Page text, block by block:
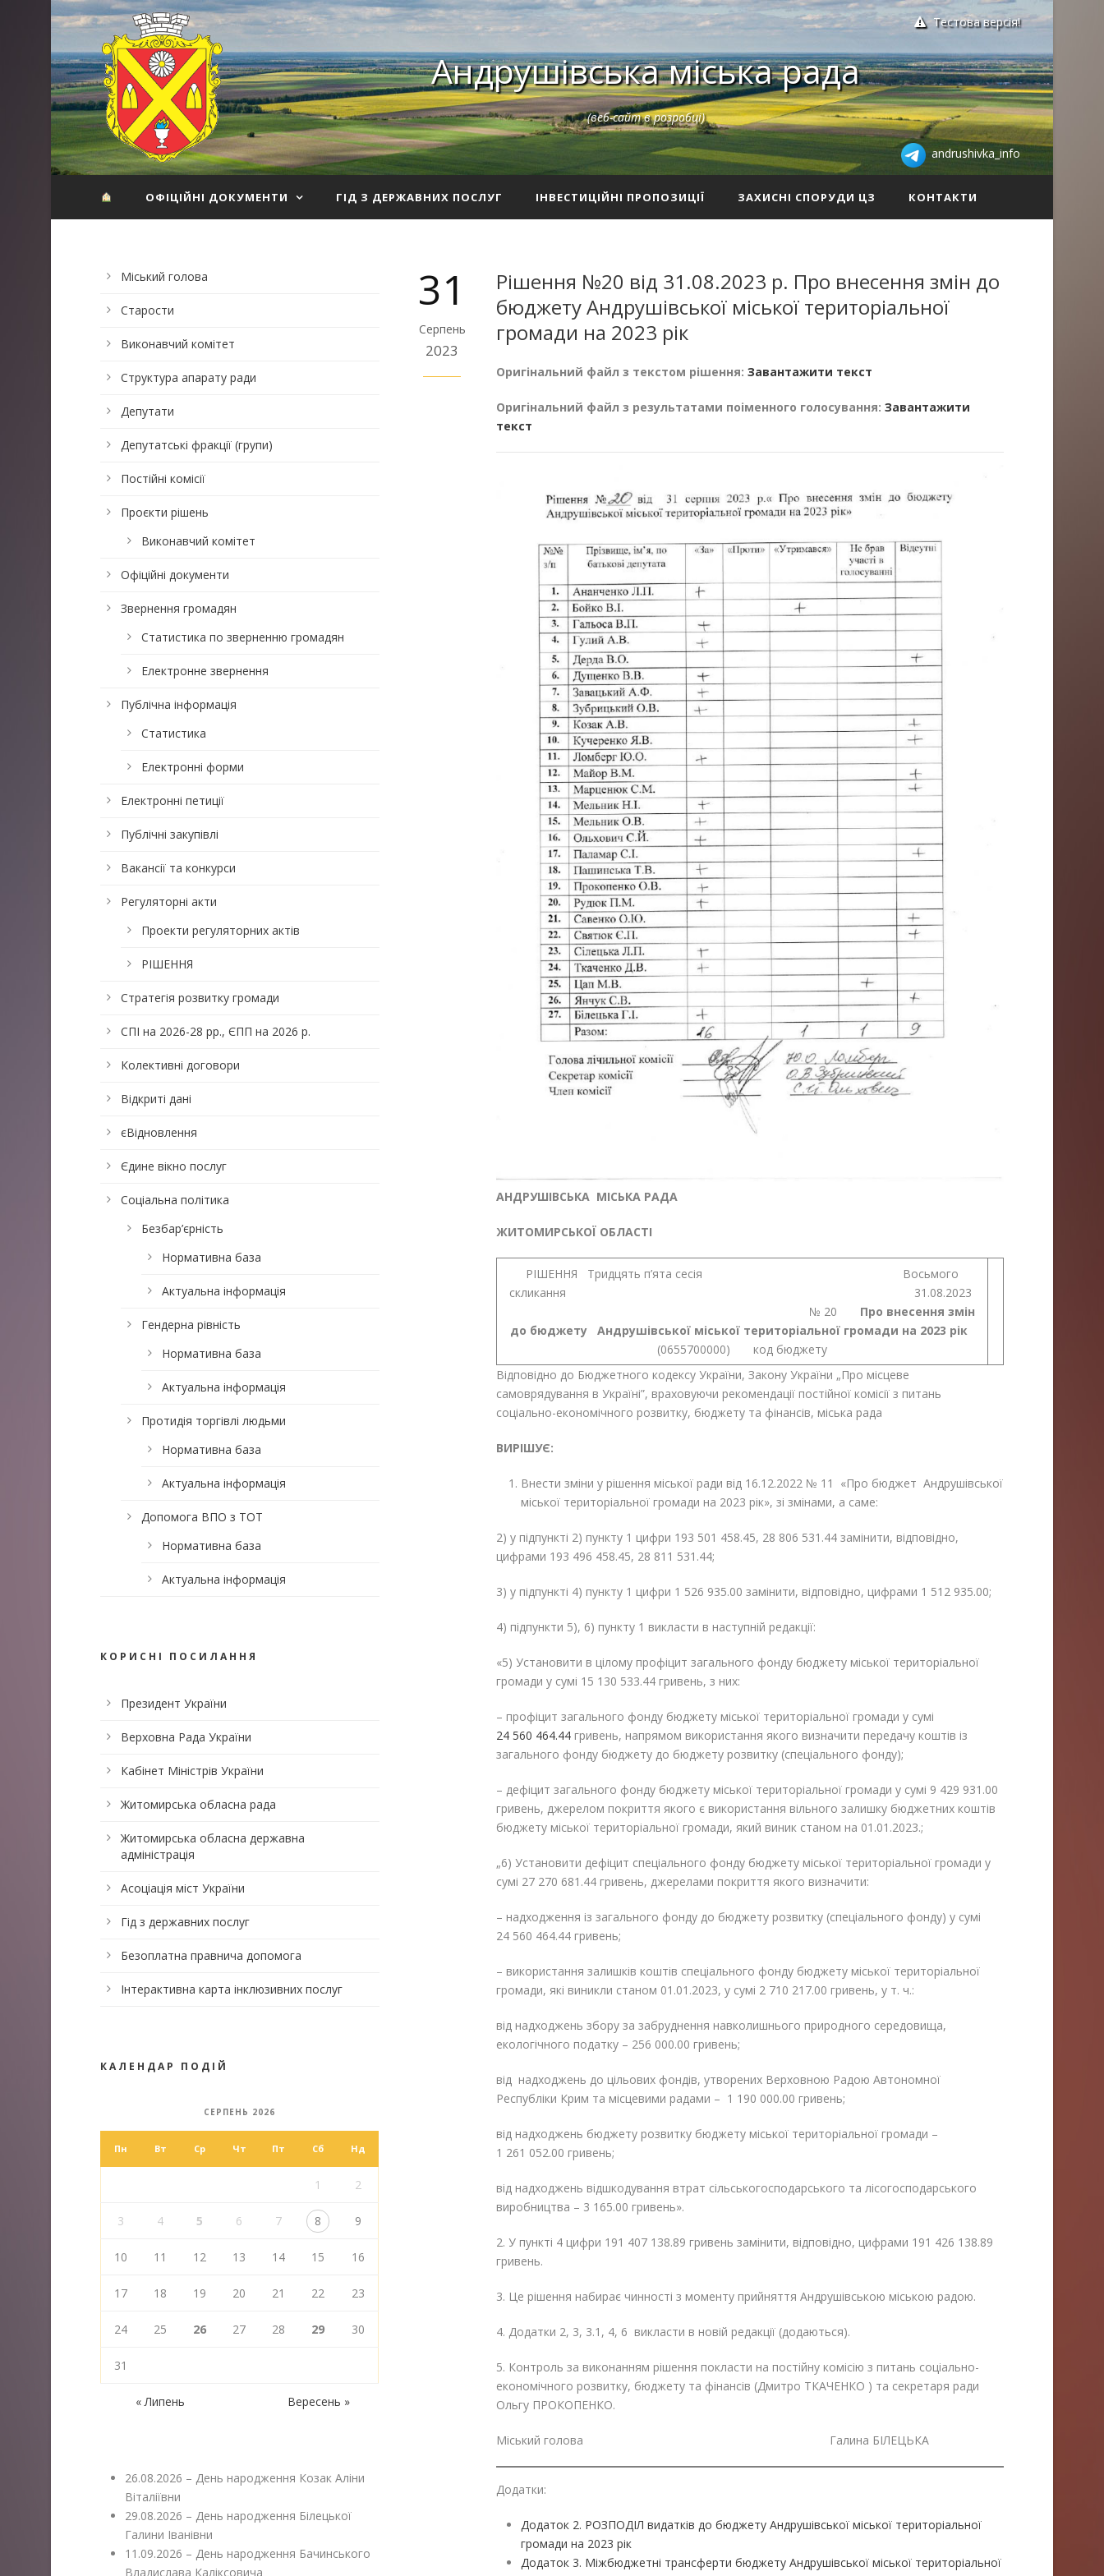
Тестова версія!
Андрушівська міська рада
(веб-сайт в розробці)
andrushivka_info
ОФІЦІЙНІ ДОКУМЕНТИ ГІД З ДЕРЖАВНИХ ПОСЛУГ ІНВЕСТИЦІЙНІ ПРОПОЗИЦІЇ ЗАХИСНІ СПОРУДИ ЦЗ КОНТАКТИ
31
Серпень
2023
Рішення №20 від 31.08.2023 р. Про внесення змін до
бюджету Андрушівської міської територіальної
громади на 2023 рік
Оригінальний файл з текстом рішення: Завантажити текст
Оригінальний файл з результатами поіменного голосування: Завантажити
текст
АНДРУШІВСЬКА МІСЬКА РАДА
ЖИТОМИРСЬКОЇ ОБЛАСТІ
РІШЕННЯ Тридцять п’ята сесія Восьмого
скликання 31.08.2023
№ 20 Про внесення змін
до бюджету
Андрушівської міської територіальної громади на 2023 рік
(0655700000) код бюджету
Відповідно до Бюджетного кодексу України, Закону України „Про місцеве
самоврядування в Україні”, враховуючи рекомендації постійної комісії з питань
соціально-економічного розвитку, бюджету та фінансів, міська рада
ВИРІШУЄ:
Внести зміни у рішення міської ради від 16.12.2022 № 11 «Про бюджет Андрушівської
міської територіальної громади на 2023 рік», зі змінами, а саме:
2) у підпункті 2) пункту 1 цифри 193 501 458.45, 28 806 531.44 замінити, відповідно,
цифрами 193 496 458.45, 28 811 531.44;
3) у підпункті 4) пункту 1 цифри 1 526 935.00 замінити, відповідно, цифрами 1 512 935.00;
4) підпункти 5), 6) пункту 1 викласти в наступній редакції:
«5) Установити в цілому профіцит загального фонду бюджету міської територіальної
громади у сумі 15 130 533.44 гривень, з них:
– профіцит загального фонду бюджету міської територіальної громади у сумі
24 560 464.44 гривень, напрямом використання якого визначити передачу коштів із
загального фонду бюджету до бюджету розвитку (спеціального фонду);
– дефіцит загального фонду бюджету міської територіальної громади у сумі 9 429 931.00
гривень, джерелом покриття якого є використання вільного залишку бюджетних коштів
бюджету міської територіальної громади, який виник станом на 01.01.2023.;
„6) Установити дефіцит спеціального фонду бюджету міської територіальної громади у
сумі 27 270 681.44 гривень, джерелами покриття якого визначити:
– надходження із загального фонду до бюджету розвитку (спеціального фонду) у сумі
24 560 464.44 гривень;
– використання залишків коштів спеціального фонду бюджету міської територіальної
громади, які виникли станом 01.01.2023, у сумі 2 710 217.00 гривень, у т. ч.:
від надходжень збору за забруднення навколишнього природного середовища,
екологічного податку – 256 000.00 гривень;
від надходжень до цільових фондів, утворених Верховною Радою Автономної
Республіки Крим та місцевими радами – 1 190 000.00 гривень;
від надходжень бюджету розвитку бюджету міської територіальної громади –
1 261 052.00 гривень;
від надходжень відшкодування втрат сільськогосподарського та лісогосподарського
виробництва – 3 165.00 гривень».
2. У пункті 4 цифри 191 407 138.89 гривень замінити, відповідно, цифрами 191 426 138.89
гривень.
3. Це рішення набирає чинності з моменту прийняття Андрушівською міською радою.
4. Додатки 2, 3, 3.1, 4, 6 викласти в новій редакції (додаються).
5. Контроль за виконанням рішення покласти на постійну комісію з питань соціально-
економічного розвитку, бюджету та фінансів (Дмитро ТКАЧЕНКО ) та секретаря ради
Ольгу ПРОКОПЕНКО.
Міський голова Галина БІЛЕЦЬКА
Додатки:
Додаток 2. РОЗПОДІЛ видатків до бюджету Андрушівської міської територіальної
громади на 2023 рік
Додаток 3. Міжбюджетні трансферти бюджету Андрушівської міської територіальної
Міський голова
Старости
Виконавчий комітет
Структура апарату ради
Депутати
Депутатські фракції (групи)
Постійні комісії
Проєкти рішень
Виконавчий комітет
Офіційні документи
Звернення громадян
Статистика по зверненню громадян
Електронне звернення
Публічна інформація
Статистика
Електронні форми
Електронні петиції
Публічні закупівлі
Вакансії та конкурси
Регуляторні акти
Проекти регуляторних актів
РІШЕННЯ
Стратегія розвитку громади
СПІ на 2026-28 рр., ЄПП на 2026 р.
Колективні договори
Відкриті дані
єВідновлення
Єдине вікно послуг
Соціальна політика
Безбар’єрність
Нормативна база
Актуальна інформація
Гендерна рівність
Нормативна база
Актуальна інформація
Протидія торгівлі людьми
Нормативна база
Актуальна інформація
Допомога ВПО з ТОТ
Нормативна база
Актуальна інформація
КОРИСНІ ПОСИЛАННЯ
Президент України
Верховна Рада України
Кабінет Міністрів України
Житомирська обласна рада
Житомирська обласна державна
адміністрація
Асоціація міст України
Гід з державних послуг
Безоплатна правнича допомога
Інтерактивна карта інклюзивних послуг
КАЛЕНДАР ПОДІЙ
СЕРПЕНЬ 2026
Пн Вт Ср Чт Пт Сб Нд
1 2
3 4 5 6 7 8 9
10 11 12 13 14 15 16
17 18 19 20 21 22 23
24 25 26 27 28 29 30
31
« Липень Вересень »
26.08.2026 – День народження Козак Аліни
Віталіївни
29.08.2026 – День народження Білецької
Галини Іванівни
11.09.2026 – День народження Бачинського
Владислава Каліксовича